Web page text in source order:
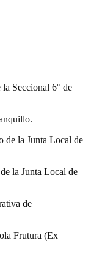
Seccional 6° de
de la Junta Local de
la Junta Local de
de
Frutura (Ex